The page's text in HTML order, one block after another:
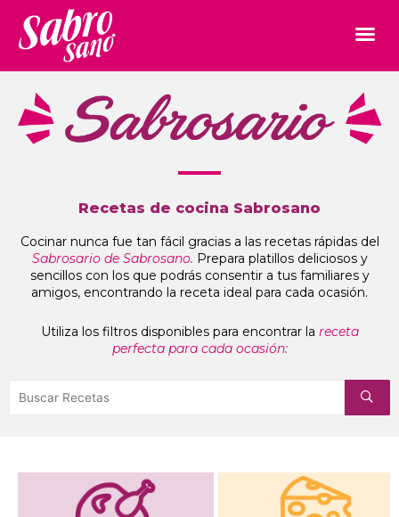
Recetas de cocina Sabrosano
Cocinar nunca fue tan fácil gracias a las recetas rápidas del
Sabrosario de Sabrosano. Prepara platillos deliciosos y
sencillos con los que podrás consentir a tus familiares y
amigos, encontrando la receta ideal para cada ocasión.
Utiliza los filtros disponibles para encontrar la receta
perfecta para cada ocasión:
Otros Ingredientes